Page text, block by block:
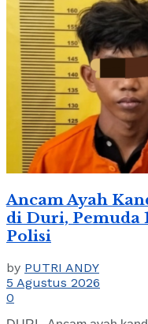
Ancam Ayah
di Duri, Pemuda
Polisi
by PUTRI ANDY
5 Agustus 2026
0